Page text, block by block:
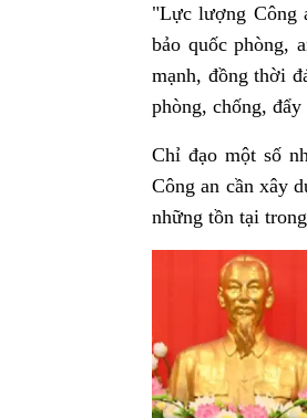
"Lực lượng Công
bảo quốc phòng,
mạnh, đồng thời
phòng, chống,
Chỉ đạo một số
Công an cần xây
những tồn tại